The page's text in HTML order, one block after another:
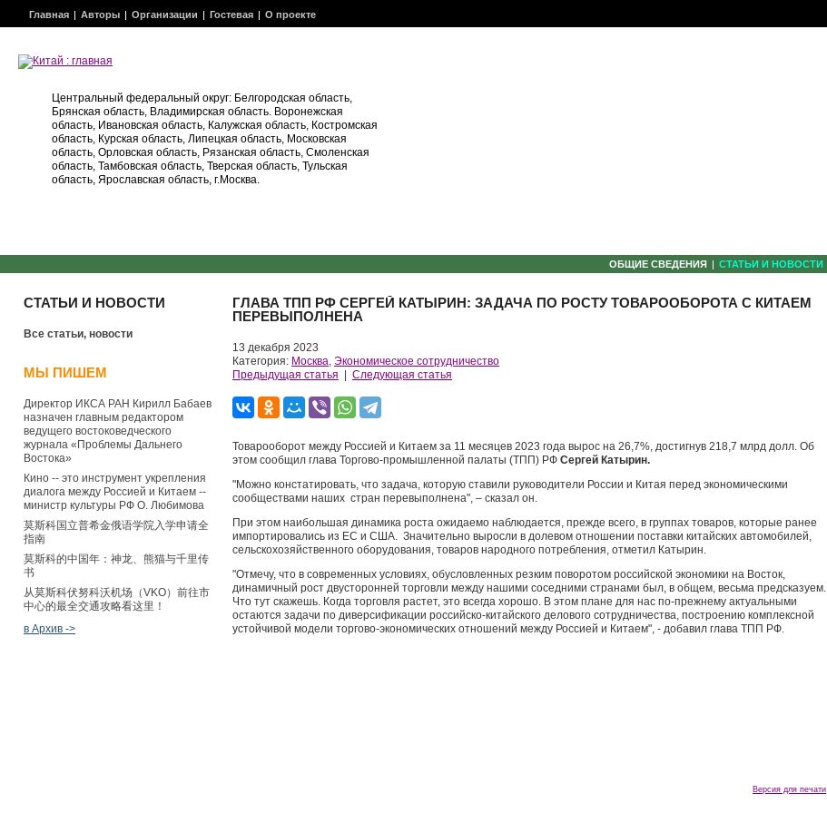
Главная Авторы Организации Гостевая О проекте
Центральный федеральный округ: Белгородская область,
Брянская область, Владимирская область. Воронежская
область, Ивановская область, Калужская область, Костромская
область, Курская область, Липецкая область, Московская
область, Орловская область, Рязанская область, Смоленская
область, Тамбовская область, Тверская область, Тульская
область, Ярославская область, г.Москва.
ОБЩИЕ СВЕДЕНИЯ СТАТЬИ И НОВОСТИ
СТАТЬИ И НОВОСТИ
Все статьи, новости
МЫ ПИШЕМ
Директор ИКСА РАН Кирилл Бабаев
назначен главным редактором
ведущего востоковедческого
журнала «Проблемы Дальнего
Востока»
Кино -- это инструмент укрепления
диалога между Россией и Китаем --
министр культуры РФ О. Любимова
莫斯科国立普希金俄语学院入学申请全
指南
莫斯科的中国年：神龙、熊猫与千里传
书
从莫斯科伏努科沃机场（VKO）前往市
中心的最全交通攻略看这里！
в Архив ->
ГЛАВА ТПП РФ СЕРГЕЙ КАТЫРИН: ЗАДАЧА ПО РОСТУ ТОВАРООБОРОТА С КИТАЕМ
ПЕРЕВЫПОЛНЕНА
13 декабря 2023
Категория: Москва, Экономическое сотрудничество
Предыдущая статья
Следующая статья
Товарооборот между Россией и Китаем за 11 месяцев 2023 года вырос на 26,7%, достигнув 218,7 млрд долл. Об
этом сообщил глава Торгово-промышленной палаты (ТПП) РФ Сергей Катырин.
"Можно констатировать, что задача, которую ставили руководители России и Китая перед экономическими
сообществами наших стран перевыполнена", – сказал он.
При этом наибольшая динамика роста ожидаемо наблюдается, прежде всего, в группах товаров, которые ранее
импортировались из ЕС и США. Значительно выросли в долевом отношении поставки китайских автомобилей,
сельскохозяйственного оборудования, товаров народного потребления, отметил Катырин.
"Отмечу, что в современных условиях, обусловленных резким поворотом российской экономики на Восток,
динамичный рост двусторонней торговли между нашими соседними странами был, в общем, весьма предсказуем.
Что тут скажешь. Когда торговля растет, это всегда хорошо. В этом плане для нас по-прежнему актуальными
остаются задачи по диверсификации российско-китайского делового сотрудничества, построению комплексной
устойчивой модели торгово-экономических отношений между Россией и Китаем", - добавил глава ТПП РФ.
Версия для печати